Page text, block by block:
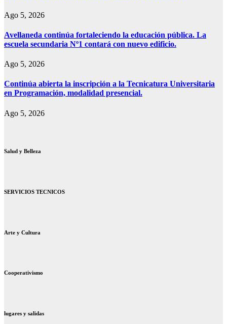
Ago 5, 2026
Avellaneda continúa fortaleciendo la educación pública. La
escuela secundaria Nº1 contará con nuevo edificio.
Ago 5, 2026
Continúa abierta la inscripción a la Tecnicatura Universitaria
en Programación, modalidad presencial.
Ago 5, 2026
Salud y Belleza
SERVICIOS TECNICOS
Arte y Cultura
Cooperativismo
lugares y salidas